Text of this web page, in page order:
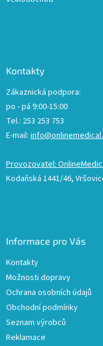
Kontakty
Zákaznická podpora:
po - pá 9:00-15:00
Tel.: 253 253 753
E-mail:
Provozovatel:
Kodaňská 1441/46,
Informace pro Vás
Kontakty
Možnosti dopravy
Ochrana osobních údajů
Obchodní podmínky
Seznam výrobců
Reklamace